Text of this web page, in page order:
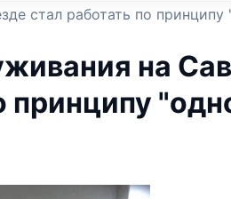
стал работать по принципу
на
принципу